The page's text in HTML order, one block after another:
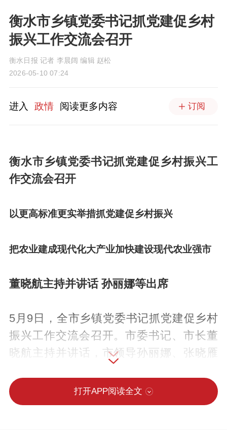
衡水市乡镇党委书记抓党建促乡村
振兴工作交流会召开
衡水日报 记者 李晨阔 编辑 赵松
2026-05-10 07:24
进入 政情 阅读更多内容 订阅
衡水市乡镇党委书记抓党建促乡村振兴工
作交流会召开
以更高标准更实举措抓党建促乡村振兴
把农业建成现代化大产业加快建设现代农业强市
董晓航主持并讲话 孙丽娜等出席
5月9日，全市乡镇党委书记抓党建促乡村
振兴工作交流会召开。市委书记、市长董
晓航主持并讲话，市领导孙丽娜、张晓雁
会议指出，要深入学习贯彻习近平总书记
打开APP阅读全文